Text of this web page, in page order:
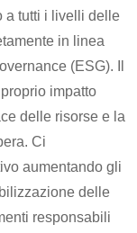
a tutti i livelli delle
in linea
(ESG). Il
impatto
delle risorse e la
Ci
aumentando gli
delle
responsabili